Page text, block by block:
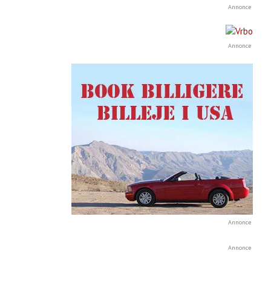
Annonce
Annonce
Annonce
Annonce